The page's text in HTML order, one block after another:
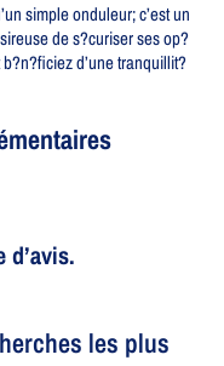
simple onduleur; c’est un
de s?curiser ses op?
b?n?ficiez d’une tranquillit?
d’avis.
les plus